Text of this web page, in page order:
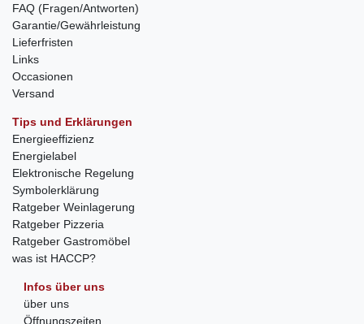
FAQ (Fragen/Antworten)
Garantie/Gewährleistung
Lieferfristen
Links
Occasionen
Versand
Tips und Erklärungen
Energieeffizienz
Energielabel
Elektronische Regelung
Symbolerklärung
Ratgeber Weinlagerung
Ratgeber Pizzeria
Ratgeber Gastromöbel
was ist HACCP?
Infos über uns
über uns
Öffnungszeiten